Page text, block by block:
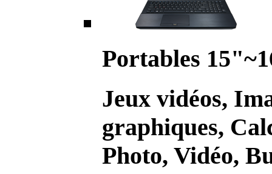
Portables
Jeux vidéos,
graphiques,
Photo, Vidéo,